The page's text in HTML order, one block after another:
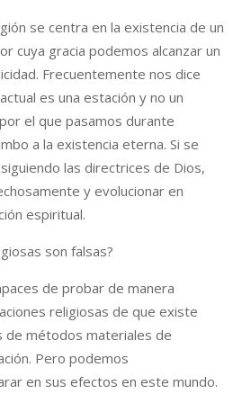
se centra en la existencia de un
cuya gracia podemos alcanzar un
Frecuentemente nos dice
es una estación y no un
el que pasamos durante
a la existencia eterna. Si se
las directrices de Dios,
y evolucionar en
espiritual.
son falsas?
de probar de manera
religiosas de que existe
de métodos materiales de
Pero podemos
en sus efectos en este mundo.